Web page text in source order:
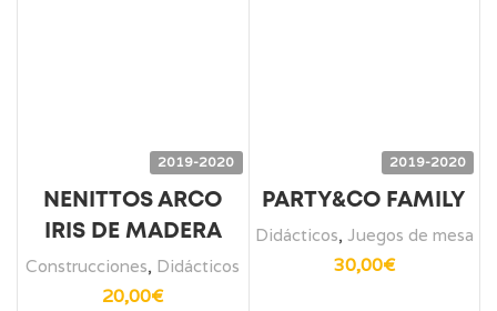
2019-2020
NENITTOS ARCO
IRIS DE MADERA
Construcciones, Didácticos
20,00€
2019-2020
PARTY&CO FAMILY
Didácticos, Juegos de mesa
30,00€